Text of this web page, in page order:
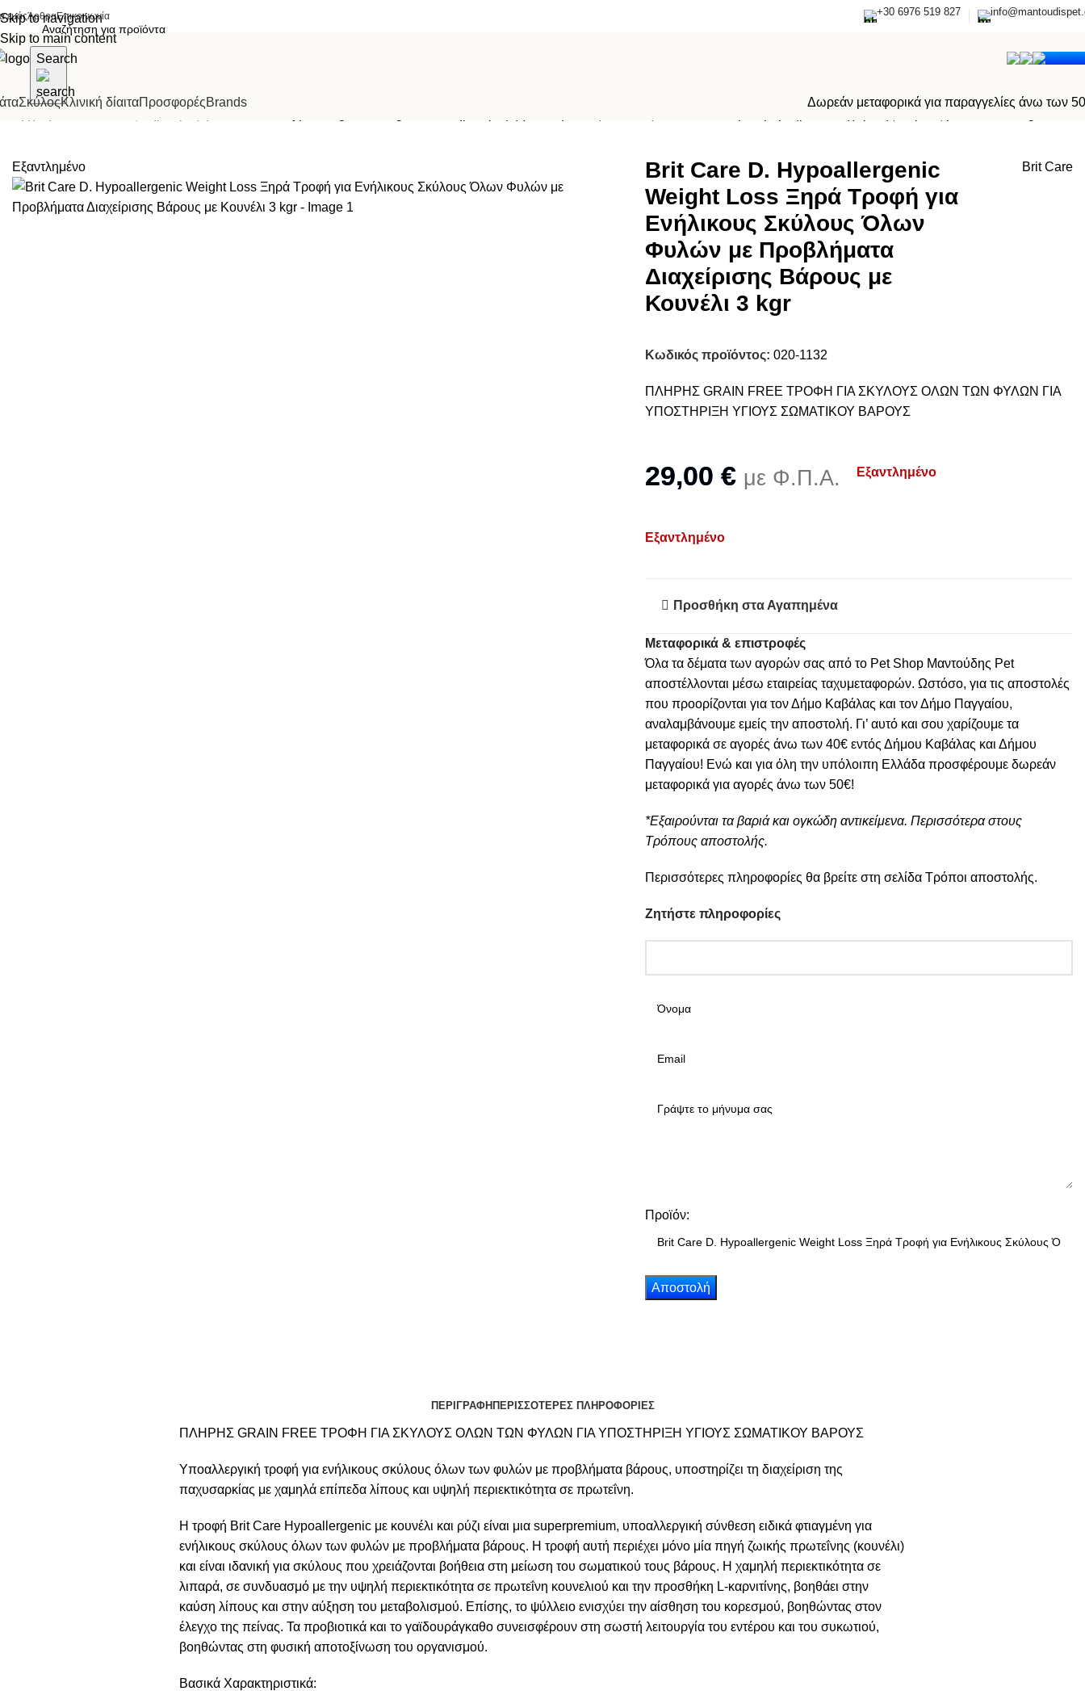
Skip to navigation
Skip to main content
εμάςΆρθραΕπικοινωνία +30 6976 519 827
Search 0,00
ΣκύλοςΚλινική δίαιταΠροσφορέςBrands
Δωρεάν μεταφορικά για παραγγελίες άνω των
Εξαντλημένο
Brit Care D. Hypoallergenic
Weight Loss Ξηρά Τροφή για
Ενήλικους Σκύλους Όλων
Φυλών με Προβλήματα
Διαχείρισης Βάρους με
Κουνέλι 3 kgr
Brit Care
Κωδικός προϊόντος: 020-1132
ΠΛΗΡΗΣ GRAIN FREE ΤΡΟΦΗ ΓΙΑ ΣΚΥΛΟΥΣ ΟΛΩΝ ΤΩΝ ΦΥΛΩΝ ΓΙΑ
ΥΠΟΣΤΗΡΙΞΗ ΥΓΙΟΥΣ ΣΩΜΑΤΙΚΟΥ ΒΑΡΟΥΣ
29,00 € με Φ.Π.Α. Εξαντλημένο
Εξαντλημένο
Προσθήκη στα Αγαπημένα
Μεταφορικά & επιστροφές
Όλα τα δέματα των αγορών σας από το Pet Shop Μαντούδης Pet
αποστέλλονται μέσω εταιρείας ταχυμεταφορών. Ωστόσο, για τις αποστολές
που προορίζονται για τον Δήμο Καβάλας και τον Δήμο Παγγαίου,
αναλαμβάνουμε εμείς την αποστολή. Γι’ αυτό και σου χαρίζουμε τα
μεταφορικά σε αγορές άνω των 40€ εντός Δήμου Καβάλας και Δήμου
Παγγαίου! Ενώ και για όλη την υπόλοιπη Ελλάδα προσφέρουμε δωρεάν
μεταφορικά για αγορές άνω των 50€!
*Εξαιρούνται τα βαριά και ογκώδη αντικείμενα. Περισσότερα στους
Τρόπους αποστολής.
Περισσότερες πληροφορίες θα βρείτε στη σελίδα Τρόποι αποστολής.
Ζητήστε πληροφορίες
Προϊόν:
ΠΕΡΙΓΡΑΦΗ ΠΕΡΙΣΣΟΤΕΡΕΣ ΠΛΗΡΟΦΟΡΙΕΣ
ΠΛΗΡΗΣ GRAIN FREE ΤΡΟΦΗ ΓΙΑ ΣΚΥΛΟΥΣ ΟΛΩΝ ΤΩΝ ΦΥΛΩΝ ΓΙΑ ΥΠΟΣΤΗΡΙΞΗ ΥΓΙΟΥΣ ΣΩΜΑΤΙΚΟΥ ΒΑΡΟΥΣ
Υποαλλεργική τροφή για ενήλικους σκύλους όλων των φυλών με προβλήματα βάρους, υποστηρίζει τη διαχείριση της
παχυσαρκίας με χαμηλά επίπεδα λίπους και υψηλή περιεκτικότητα σε πρωτεΐνη.
Η τροφή Brit Care Hypoallergenic με κουνέλι και ρύζι είναι μια superpremium, υποαλλεργική σύνθεση ειδικά φτιαγμένη για
ενήλικους σκύλους όλων των φυλών με προβλήματα βάρους. Η τροφή αυτή περιέχει μόνο μία πηγή ζωικής πρωτεΐνης (κουνέλι)
και είναι ιδανική για σκύλους που χρειάζονται βοήθεια στη μείωση του σωματικού τους βάρους. Η χαμηλή περιεκτικότητα σε
λιπαρά, σε συνδυασμό με την υψηλή περιεκτικότητα σε πρωτεΐνη κουνελιού και την προσθήκη L-καρνιτίνης, βοηθάει στην
καύση λίπους και στην αύξηση του μεταβολισμού. Επίσης, το ψύλλειο ενισχύει την αίσθηση του κορεσμού, βοηθώντας στον
έλεγχο της πείνας. Τα προβιοτικά και το γαϊδουράγκαθο συνεισφέρουν στη σωστή λειτουργία του εντέρου και του συκωτιού,
βοηθώντας στη φυσική αποτοξίνωση του οργανισμού.
Βασικά Χαρακτηριστικά: